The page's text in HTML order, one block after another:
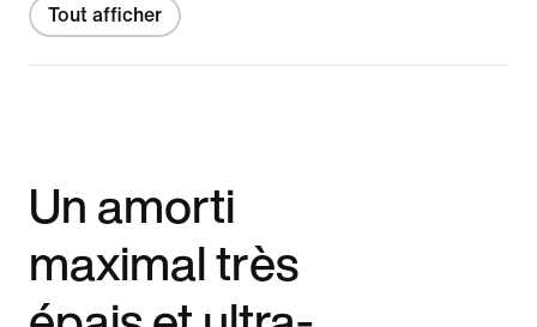
Tout afficher
Un amorti
maximal très